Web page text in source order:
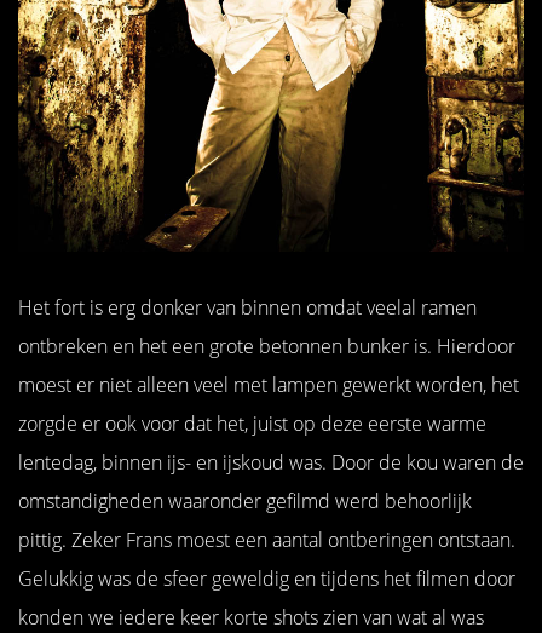
Het fort is erg donker van binnen omdat veelal ramen
ontbreken en het een grote betonnen bunker is. Hierdoor
moest er niet alleen veel met lampen gewerkt worden, het
zorgde er ook voor dat het, juist op deze eerste warme
lentedag, binnen ijs- en ijskoud was. Door de kou waren de
omstandigheden waaronder gefilmd werd behoorlijk
pittig. Zeker Frans moest een aantal ontberingen ontstaan.
Gelukkig was de sfeer geweldig en tijdens het filmen door
konden we iedere keer korte shots zien van wat al was